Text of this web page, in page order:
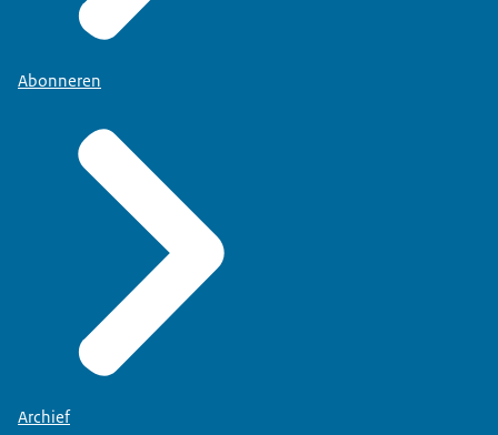
Abonneren
Archief